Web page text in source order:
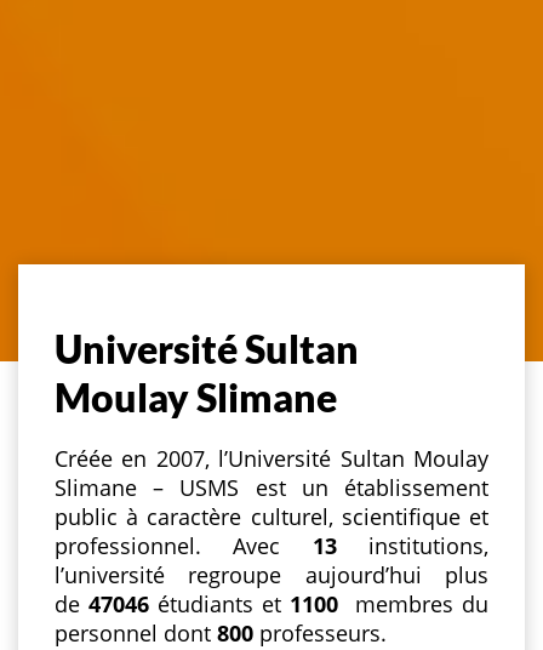
Université Sultan
Moulay Slimane
Créée en 2007, l’Université Sultan Moulay
Slimane – USMS est un établissement
public à caractère culturel, scientifique et
professionnel. Avec 13 institutions,
l’université regroupe aujourd’hui plus
de 47046 étudiants et 1100 membres du
personnel dont 800 professeurs.